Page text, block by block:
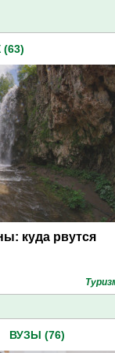
куда рвутся
ВУЗЫ (76)